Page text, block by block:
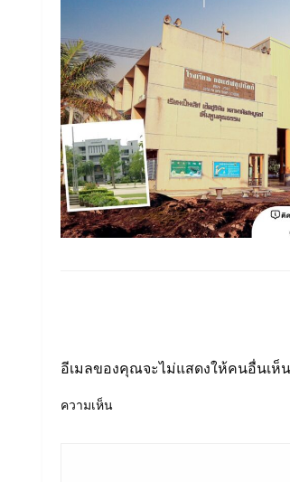
อีเมลของคุณจะไม่แสดงให้คนอื่นเห็น
ความเห็น